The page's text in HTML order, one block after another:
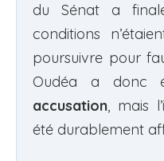
du Sénat a
conditions
poursuivre pour
Oudéa a donc
accusation, mais
été durablement